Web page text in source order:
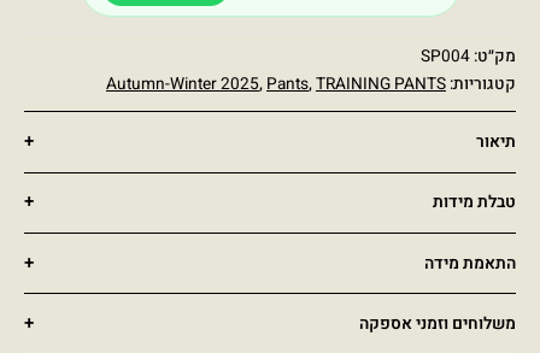
מק״ט: SP004
קטגוריות:
Autumn-Winter 2025, Pants,TRAINING PANTS
תיאור
טבלת מידות
התאמת מידה
משלוחים וזמני אספקה